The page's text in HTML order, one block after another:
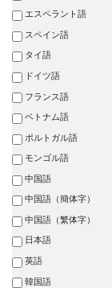
エスペラント語
スペイン語
タイ語
ドイツ語
フランス語
ベトナム語
ポルトガル語
モンゴル語
中国語
中国語（簡体字）
中国語（繁体字）
日本語
英語
韓国語